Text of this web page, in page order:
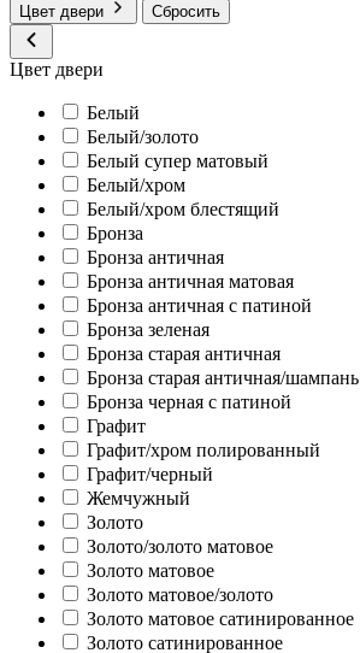
Цвет двери
Сбросить
Цвет двери
Белый
Белый/золото
Белый супер матовый
Белый/хром
Белый/хром блестящий
Бронза
Бронза античная
Бронза античная матовая
Бронза античная с патиной
Бронза зеленая
Бронза старая античная
Бронза старая античная/шампань
Бронза черная с патиной
Графит
Графит/хром полированный
Графит/черный
Жемчужный
Золото
Золото/золото матовое
Золото матовое
Золото матовое/золото
Золото матовое сатинированное
Золото сатинированное